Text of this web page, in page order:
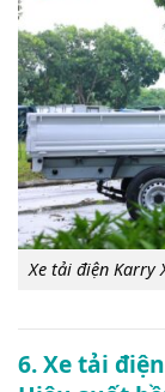
Xe tải điện Karry
6. Xe tải